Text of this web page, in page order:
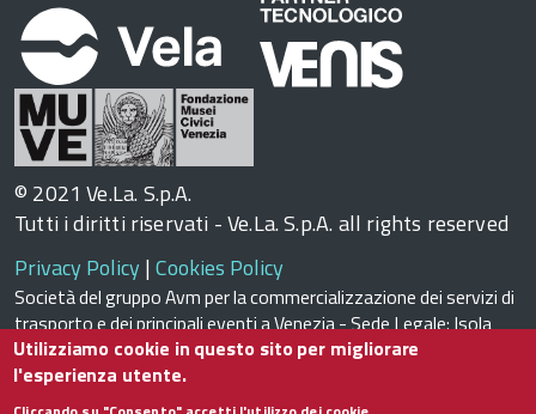
© 2021 Ve.La. S.p.A.
Tutti i diritti riservati - Ve.La. S.p.A. all rights reserved
Privacy Policy | Cookies Policy
Società del gruppo Avm per la commercializzazione dei servizi di
trasporto e dei principali eventi a Venezia - Sede Legale: Isola
Nova del Tronchetto, 21 - 30135 VENEZIA
Fax +39 041272.2663
Registro delle Imprese di Venezia n. 03069670275 – REA VE
Utilizziamo cookie in questo sito per migliorare
l'esperienza utente.